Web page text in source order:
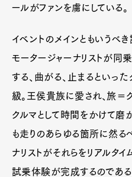
ールがファンを虜にしている。
イベントのメインともいうべ
モータージャーナリストが同
する、曲がる、止まるといっ
級。王侯貴族に愛され、旅＝
クルマとして時間をかけて磨
も走りのあらゆる箇所に然る
ナリストがそれらをリアルタ
試乗体験が完成するのである